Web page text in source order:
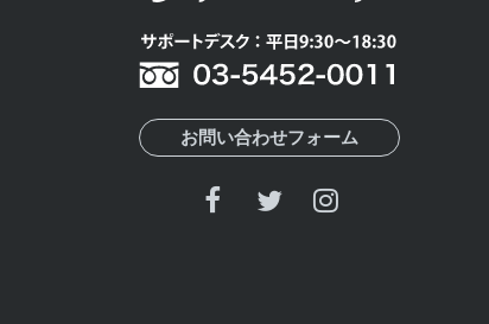
お問い合わせフォーム